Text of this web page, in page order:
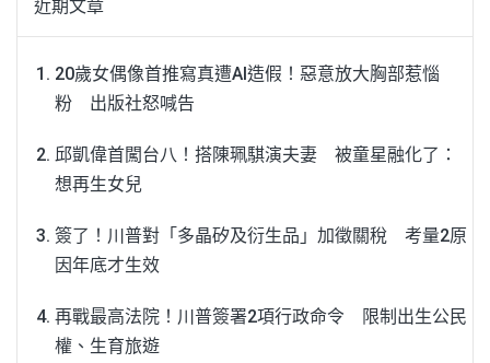
近期文章
20歲女偶像首推寫真遭AI造假！惡意放大胸部惹惱
粉 出版社怒喊告
邱凱偉首闖台八！搭陳珮騏演夫妻 被童星融化了：
想再生女兒
簽了！川普對「多晶矽及衍生品」加徵關稅 考量2原
因年底才生效
再戰最高法院！川普簽署2項行政命令 限制出生公民
權、生育旅遊